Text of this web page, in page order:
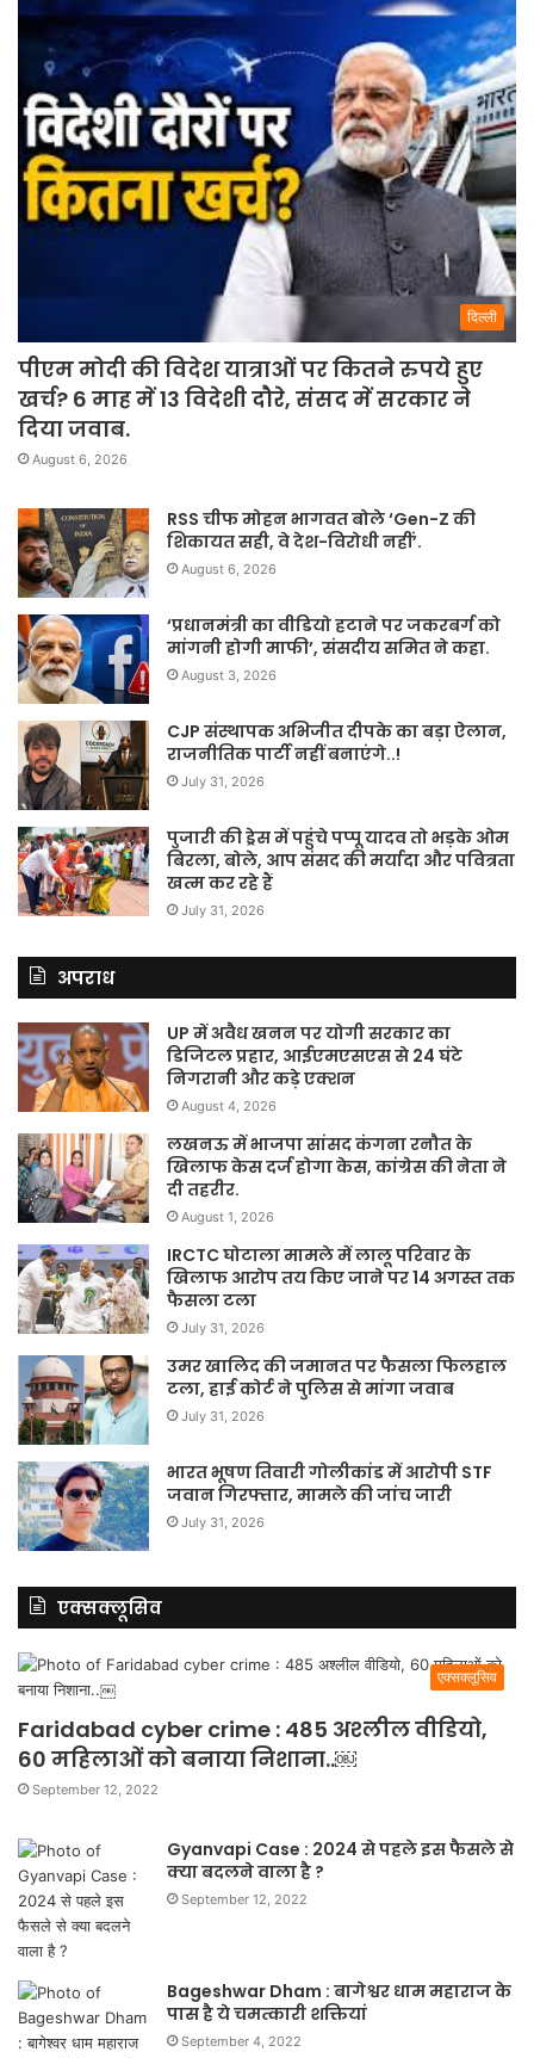
दिल्ली
पीएम मोदी की विदेश यात्राओं पर कितने रुपये हुए
खर्च? 6 माह में 13 विदेशी दौरे, संसद में सरकार ने
दिया जवाब.
August 6, 2026
RSS चीफ मोहन भागवत बोले ‘Gen-Z की
शिकायत सही, वे देश-विरोधी नहीं’.
August 6, 2026
‘प्रधानमंत्री का वीडियो हटाने पर जकरबर्ग को
मांगनी होगी माफी’, संसदीय समित ने कहा.
August 3, 2026
CJP संस्थापक अभिजीत दीपके का बड़ा ऐलान,
राजनीतिक पार्टी नहीं बनाएंगे..!
July 31, 2026
पुजारी की ड्रेस में पहुंचे पप्पू यादव तो भड़के ओम
बिरला, बोले, आप संसद की मर्यादा और पवित्रता
खत्म कर रहे हैं
July 31, 2026
अपराध
UP में अवैध खनन पर योगी सरकार का
डिजिटल प्रहार, आईएमएसएस से 24 घंटे
निगरानी और कड़े एक्शन
August 4, 2026
लखनऊ में भाजपा सांसद कंगना रनौत के
खिलाफ केस दर्ज होगा केस, कांग्रेस की नेता ने
दी तहरीर.
August 1, 2026
IRCTC घोटाला मामले में लालू परिवार के
खिलाफ आरोप तय किए जाने पर 14 अगस्त तक
फैसला टला
July 31, 2026
उमर खालिद की जमानत पर फैसला फिलहाल
टला, हाई कोर्ट ने पुलिस से मांगा जवाब
July 31, 2026
भारत भूषण तिवारी गोलीकांड में आरोपी STF
जवान गिरफ्तार, मामले की जांच जारी
July 31, 2026
एक्सक्लूसिव
एक्सक्लूसिव
Faridabad cyber crime : 485 अश्लील वीडियो,
60 महिलाओं को बनाया निशाना..￼
September 12, 2022
Gyanvapi Case : 2024 से पहले इस फैसले से
क्या बदलने वाला है ?
September 12, 2022
Bageshwar Dham : बागेश्वर धाम महाराज के
पास है ये चमत्कारी शक्तियां
September 4, 2022